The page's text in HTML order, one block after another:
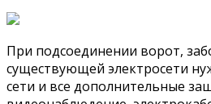
При подсоединении ворот,
существующей электросети
сети и все дополнительные